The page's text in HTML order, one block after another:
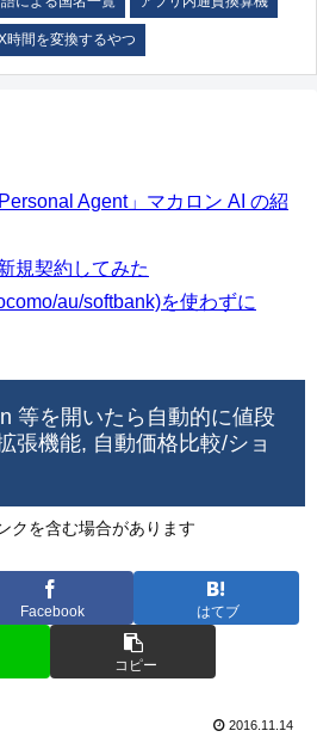
時間を変換するやつ
Agent」マカロン AI の紹
規契約してみた
au/softbank)を使わずに
等を開いたら自動的に値段
張機能, 自動価格比較/ショ
クを含む場合があります
Facebook はてブ
コピー
2016.11.14